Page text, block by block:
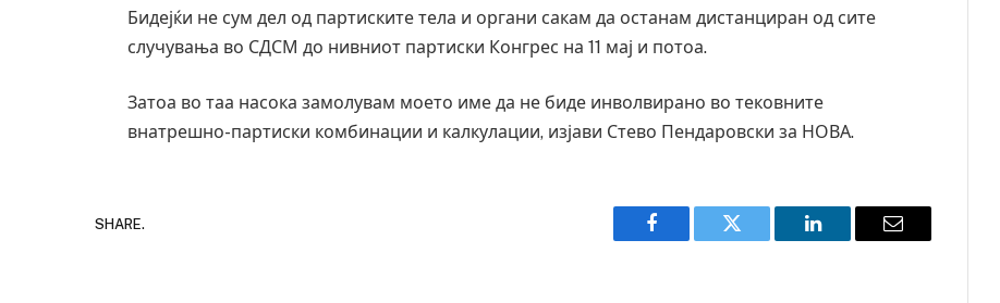
Бидејќи не сум дел од партиските тела и органи сакам да останам дистанциран од сите
случувања во СДСМ до нивниот партиски Конгрес на 11 мај и потоа.
Затоа во таа насока замолувам моето име да не биде инволвирано во тековните
внатрешно-партиски комбинации и калкулации, изјави Стево Пендаровски за НОВА.
SHARE.
Facebook Twitter LinkedIn Email